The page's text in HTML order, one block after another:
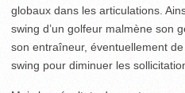
globaux dans les articulations.
swing d’un golfeur malmène son
son entraîneur, éventuellement
swing pour diminuer les